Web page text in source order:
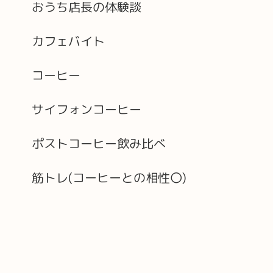
おうち店長の体験談
カフェバイト
コーヒー
サイフォンコーヒー
ポストコーヒー飲み比べ
筋トレ(コーヒーとの相性〇)